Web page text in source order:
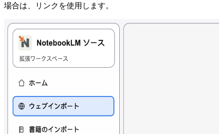
場合は、リンクを使用します。